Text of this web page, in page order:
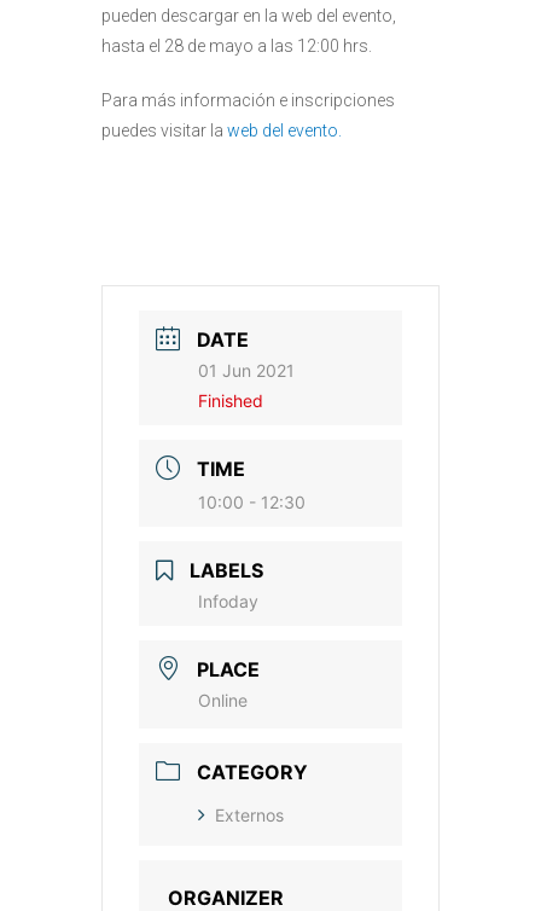
pueden descargar en la web del evento,
hasta el 28 de mayo a las 12:00 hrs.
Para más información e inscripciones
puedes visitar la web del evento.
DATE
01 Jun 2021
Finished
TIME
10:00 - 12:30
LABELS
Infoday
PLACE
Online
CATEGORY
Externos
ORGANIZER